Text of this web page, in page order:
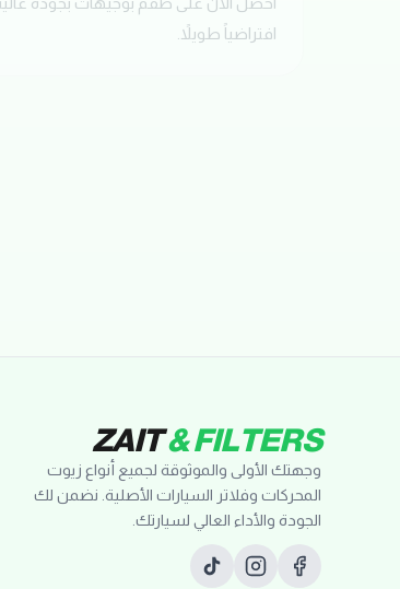
افتراضياً طويلاً.
ZAIT& FILTERS
وجهتك الأولى والموثوقة لجميع أنواع زيوت
المحركات وفلاتر السيارات الأصلية. نضمن لك
الجودة والأداء العالي لسيارتك.